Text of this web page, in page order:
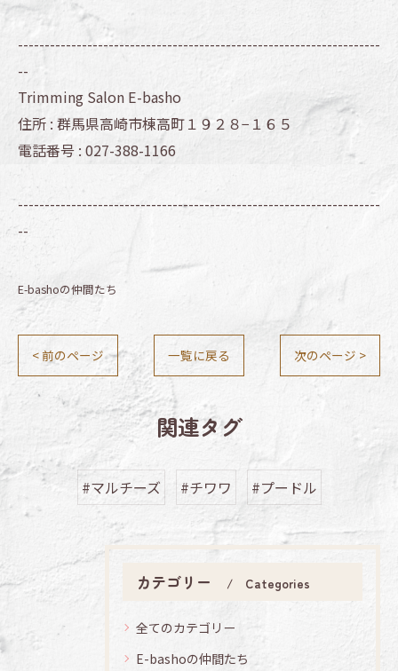
--------------------------------------------------------------------
--
Trimming Salon E-basho
住所 : 群馬県高崎市棟高町１９２８−１６５
電話番号 : 027-388-1166
--------------------------------------------------------------------
--
E-bashoの仲間たち
< 前のページ 一覧に戻る 次のページ >
関連タグ
#マルチーズ #チワワ #プードル
カテゴリー Categories
全てのカテゴリー
E-bashoの仲間たち